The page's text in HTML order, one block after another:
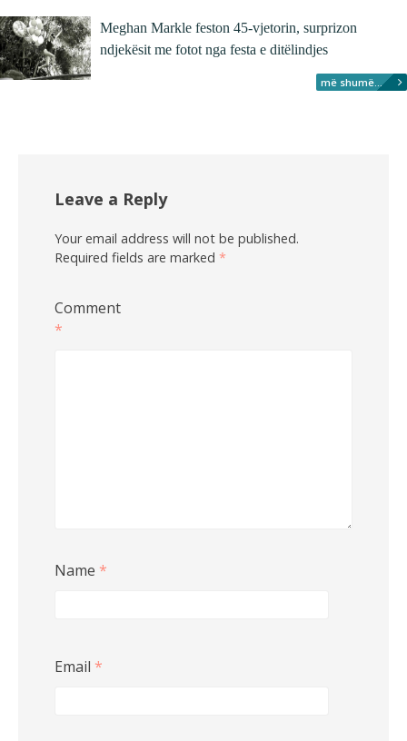
Meghan Markle feston 45-vjetorin, surprizon
ndjekësit me fotot nga festa e ditëlindjes
më shumë...
Leave a Reply
Your email address will not be published.
Required fields are marked *
Comment
*
Name *
Email *